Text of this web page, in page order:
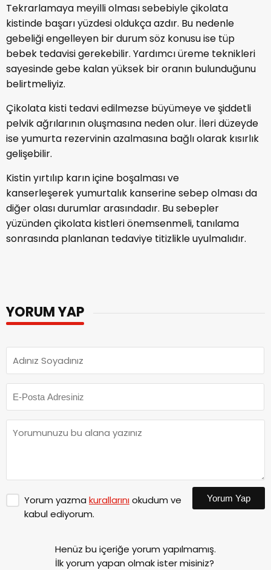
Tekrarlamaya meyilli olması sebebiyle çikolata
kistinde başarı yüzdesi oldukça azdır. Bu nedenle
gebeliği engelleyen bir durum söz konusu ise tüp
bebek tedavisi gerekebilir. Yardımcı üreme teknikleri
sayesinde gebe kalan yüksek bir oranın bulunduğunu
belirtmeliyiz.
Çikolata kisti tedavi edilmezse büyümeye ve şiddetli
pelvik ağrılarının oluşmasına neden olur. İleri düzeyde
ise yumurta rezervinin azalmasına bağlı olarak kısırlık
gelişebilir.
Kistin yırtılıp karın içine boşalması ve
kanserleşerek yumurtalık kanserine sebep olması da
diğer olası durumlar arasındadır. Bu sebepler
yüzünden çikolata kistleri önemsenmeli, tanılama
sonrasında planlanan tedaviye titizlikle uyulmalıdır.
YORUM YAP
Yorum yazma kurallarınıokudum ve
kabul ediyorum.
Yorum Yap
Henüz bu içeriğe yorum yapılmamış.
İlk yorum yapan olmak ister misiniz?